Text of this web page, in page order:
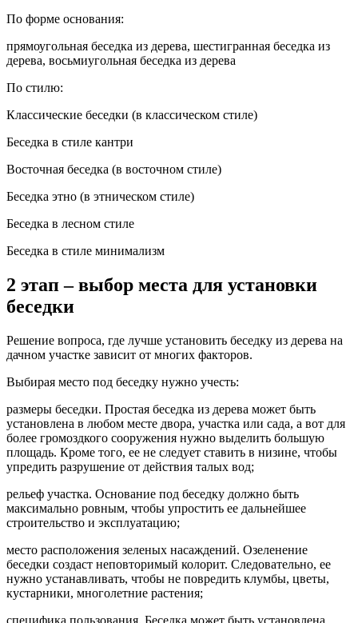
По форме основания:
прямоугольная беседка из дерева, шестигранная беседка из
дерева, восьмиугольная беседка из дерева
По стилю:
Классические беседки (в классическом стиле)
Беседка в стиле кантри
Восточная беседка (в восточном стиле)
Беседка этно (в этническом стиле)
Беседка в лесном стиле
Беседка в стиле минимализм
2 этап – выбор места для установки
беседки
Решение вопроса, где лучше установить беседку из дерева на
дачном участке зависит от многих факторов.
Выбирая место под беседку нужно учесть:
размеры беседки. Простая беседка из дерева может быть
установлена в любом месте двора, участка или сада, а вот для
более громоздкого сооружения нужно выделить большую
площадь. Кроме того, ее не следует ставить в низине, чтобы
упредить разрушение от действия талых вод;
рельеф участка. Основание под беседку должно быть
максимально ровным, чтобы упростить ее дальнейшее
строительство и эксплуатацию;
место расположения зеленых насаждений. Озеленение
беседки создаст неповторимый колорит. Следовательно, ее
нужно устанавливать, чтобы не повредить клумбы, цветы,
кустарники, многолетние растения;
специфика пользования. Беседка может быть установлена